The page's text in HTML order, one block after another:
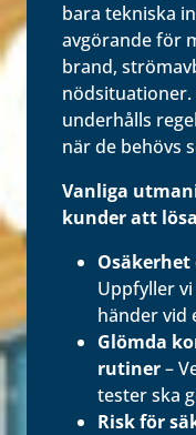
bara tekniska
avgörande för
brand,
nödsituationer.
underhålls
när de behövs
Vanliga
kunder att
Uppfyller vi
händer vid
Glömda
rutiner–
tester ska
Risk för